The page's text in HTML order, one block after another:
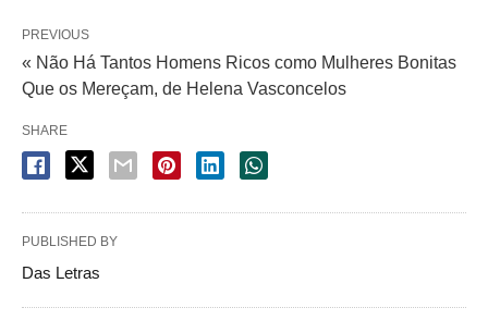
PREVIOUS
« Não Há Tantos Homens Ricos como Mulheres Bonitas
Que os Mereçam, de Helena Vasconcelos
SHARE
PUBLISHED BY
Das Letras